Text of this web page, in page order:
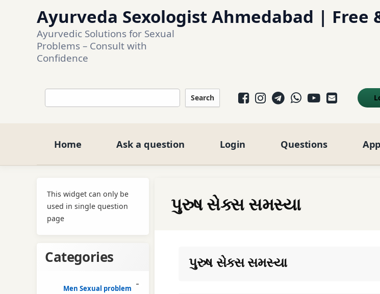
Ayurveda Sexologist Ahmedabad | Free
Ayurvedic Solutions for Sexual
Problems – Consult with
Confidence
Search Facebook
Instagram
Telegram
WhatsApp
YouTube
E-mail
Home Ask a question Login Questions
પુરુષ સેક્સ સમસ્યા
પુરુષ સેક્સ સમસ્યા
This widget can only be
used in single question
page
Categories
Men Sexual problem